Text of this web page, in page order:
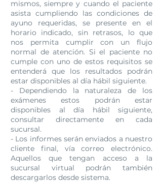
mismos, siempre y cuando el paciente
asista cumpliendo las condiciones de
ayuno requeridas, se presente en el
horario indicado, sin retrasos, lo que
nos permita cumplir con un flujo
normal de atención. Si el paciente no
cumple con uno de estos requisitos se
entenderá que los resultados podrán
estar disponibles al día hábil siguiente.
- Dependiendo la naturaleza de los
exámenes estos podrán estar
disponibles al día hábil siguiente,
consultar directamente en cada
sucursal.
- Los informes serán enviados a nuestro
cliente final, vía correo electrónico.
Aquellos que tengan acceso a la
sucursal virtual podrán también
descargarlos desde sistema.